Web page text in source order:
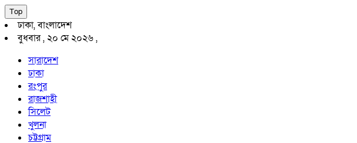
Top
ঢাকা, বাংলাদেশ
বুধবার , ২০ মে ২০২৬ ,
সারাদেশ
ঢাকা
রংপুর
রাজশাহী
সিলেট
খুলনা
চট্টগ্রাম